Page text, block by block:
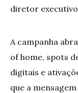
diretor
A campanha
of home, spots
digitais e
que a